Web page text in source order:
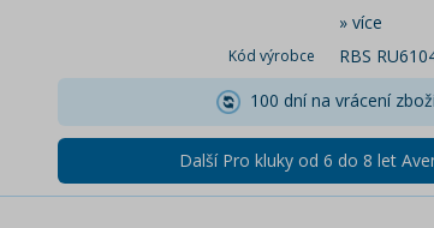
» více
Kód výrobce
RBS
100 dní na vrácení
Další Pro kluky od 6 do 8 let